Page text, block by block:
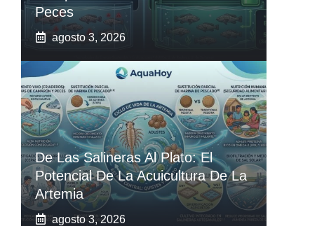
Peces
agosto 3, 2026
De Las Salineras Al Plato: El
Potencial De La Acuicultura De La
Artemia
agosto 3, 2026